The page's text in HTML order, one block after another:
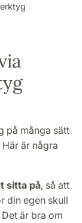
på många sätt
är några
sitta på, så att
din egen skull
är bra om